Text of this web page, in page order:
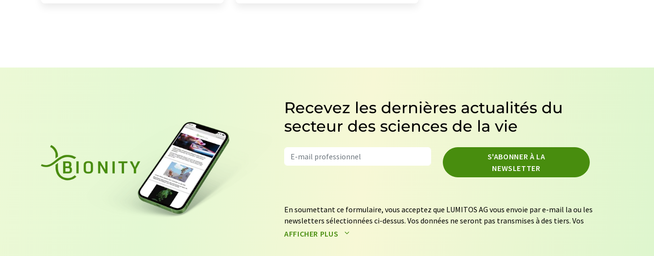
Recevez les dernières actualités du
secteur des sciences de la vie
S'ABONNER À LA
NEWSLETTER
En soumettant ce formulaire, vous acceptez que LUMITOS AG vous envoie par e-mail la ou les
newsletters sélectionnées ci-dessus. Vos données ne seront pas transmises à des tiers. Vos
données seront stockées et traitées conformément à nos
AFFICHER PLUS